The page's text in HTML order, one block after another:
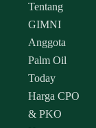
Tentang
GIMNI
Anggota
Palm Oil
Today
Harga CPO
& PKO